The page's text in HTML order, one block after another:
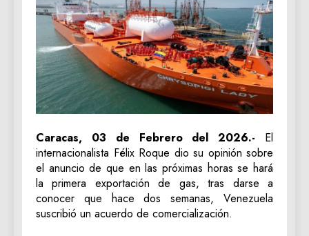
Caracas, 03 de Febrero del 2026.- El
internacionalista Félix Roque dio su opinión sobre
el anuncio de que en las próximas horas se hará
la primera exportación de gas, tras darse a
conocer que hace dos semanas, Venezuela
suscribió un acuerdo de comercialización.